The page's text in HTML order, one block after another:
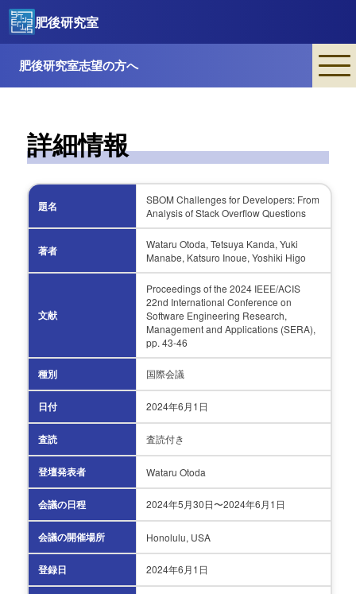
肥後研究室
肥後研究室志望の方へ
詳細情報
題名
SBOM Challenges for Developers: From
Analysis of Stack Overflow Questions
著者
Wataru Otoda, Tetsuya Kanda, Yuki
Manabe, Katsuro Inoue, Yoshiki Higo
文献
Proceedings of the 2024 IEEE/ACIS
22nd International Conference on
Software Engineering Research,
Management and Applications (SERA),
pp. 43-46
種別 国際会議
日付 2024年6月1日
査読 査読付き
登壇発表者 Wataru Otoda
会議の日程 2024年5月30日〜2024年6月1日
会議の開催場所 Honolulu, USA
登録日 2024年6月1日